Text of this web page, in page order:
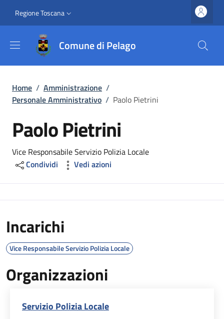
Slim top
Regione Toscana
Comune di Pelago
Briciole di pane
Home / Amministrazione /
Personale Amministrativo / Paolo Pietrini
Paolo Pietrini
Vice Responsabile Servizio Polizia Locale
Condividi
Vedi azioni
Incarichi
Vice Responsabile Servizio Polizia Locale
Organizzazioni
Servizio Polizia Locale